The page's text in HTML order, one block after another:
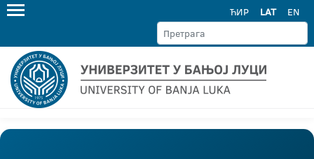
ЋИР LAT EN